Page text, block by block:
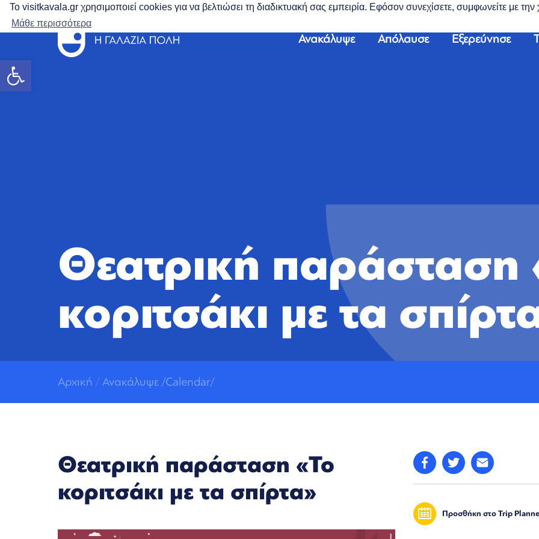
Ανοίξτε τη γραμμή εργαλείων
Το visitkavala.gr χρησιμοποιεί cookies για να βελτιώσει τη διαδικτυακή σας εμπειρία. Εφόσον συνεχίσετε, συμφωνείτε με
Μάθε περισσότερα
Ανακάλυψε Απόλαυσε Εξερεύνησε
Θεατρική παράσταση
κοριτσάκι με τα
Αρχική / Ανακάλυψε/Calendar/
Θεατρική παράσταση «Το
κοριτσάκι με τα σπίρτα»
Προσθήκη στο Trip